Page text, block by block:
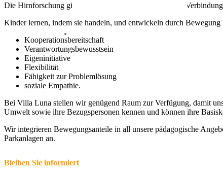
Die Hirnforschung gibt Hinweise darauf, dass eine enge
Kinder lernen, indem sie handeln, und entwickeln durch
Kooperationsbereitschaft
Verantwortungsbewusstsein
Eigeninitiative
Flexibilität
Fähigkeit zur Problemlösung
soziale Empathie.
Bei Villa Luna stellen wir genügend Raum zur Verfügung, damit
Umwelt sowie ihre Bezugspersonen kennen und können ihre
Wir integrieren Bewegungsanteile in all unsere pädagogische
Parkanlagen an.
Bleiben Sie informiert